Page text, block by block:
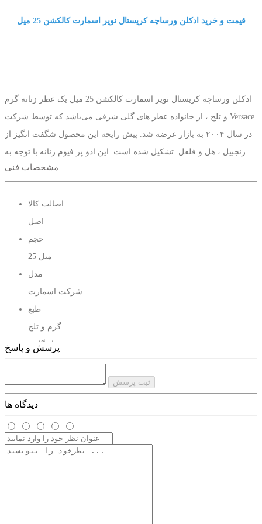
قیمت و خرید ادکلن ورساچه کریستال نویر اسمارت کالکشن 25 میل
ادکلن ورساچه کریستال نویر اسمارت کالکشن 25 میل یک عطر زنانه گرم
و تلخ ، از خانواده عطر های گلی شرقی می‌باشد که توسط شرکت Versace
در سال ۲۰۰۴ به بازار عرضه شد. پیش رایحه این محصول شگفت انگیز از
زنجبیل ، هل و فلفل تشکیل شده است. این ادو پر فیوم زنانه با توجه به
عطر ادکلن ورساچه کریستال نویر
ادکلن ورساچه کریستال نویر وینچستر
عطر ادکلن زنانه ورساچه کریستال نویر فراگرنس
مشخصات فنی
اصالت کالا
اصل
حجم
25 میل
مدل
شرکت اسمارت
طبع
گرم و تلخ
پخش و ماندگاری
پرسش و پاسخ
ثبت پرسش
دیدگاه ها